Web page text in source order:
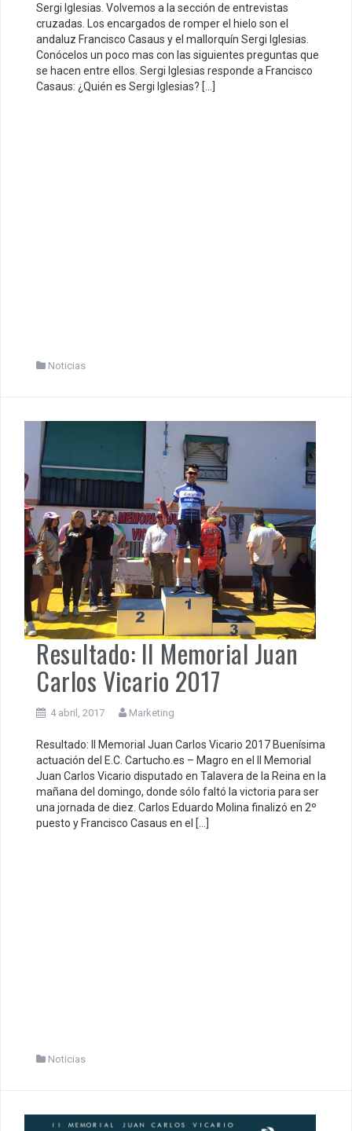
Sergi Iglesias. Volvemos a la sección de entrevistas
cruzadas. Los encargados de romper el hielo son el
andaluz Francisco Casaus y el mallorquín Sergi Iglesias.
Conócelos un poco mas con las siguientes preguntas que
se hacen entre ellos. Sergi Iglesias responde a Francisco
Casaus: ¿Quién es Sergi Iglesias? […]
Noticias
Resultado: II Memorial Juan
Carlos Vicario 2017
4 abril, 2017 Marketing
Resultado: II Memorial Juan Carlos Vicario 2017 Buenísima
actuación del E.C. Cartucho.es – Magro en el II Memorial
Juan Carlos Vicario disputado en Talavera de la Reina en la
mañana del domingo, donde sólo faltó la victoria para ser
una jornada de diez. Carlos Eduardo Molina finalizó en 2º
puesto y Francisco Casaus en el […]
Noticias